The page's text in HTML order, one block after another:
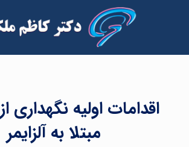
اقدامات اولیه نگهداری
مبتلا به آلزایمر